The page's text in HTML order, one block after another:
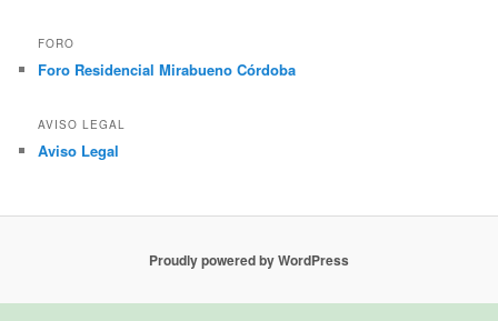
FORO
Foro Residencial Mirabueno Córdoba
AVISO LEGAL
Aviso Legal
Proudly powered by WordPress